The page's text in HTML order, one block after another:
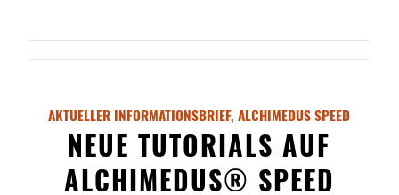
AKTUELLER INFORMATIONSBRIEF,ALCHIMEDUS SPEED
NEUE TUTORIALS AUF
ALCHIMEDUS® SPEED